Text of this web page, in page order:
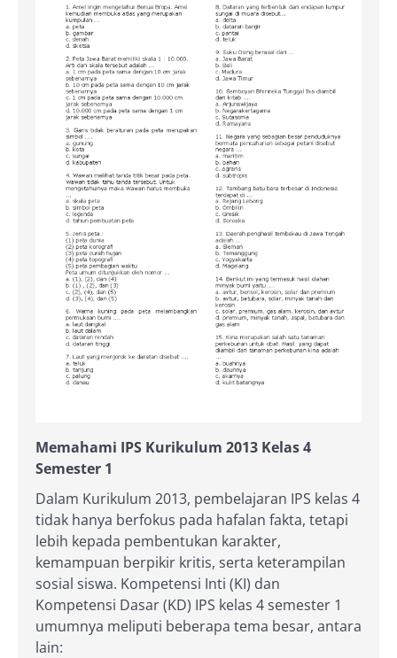
Memahami IPS Kurikulum 2013 Kelas 4
Semester 1
Dalam Kurikulum 2013, pembelajaran IPS kelas 4
tidak hanya berfokus pada hafalan fakta, tetapi
lebih kepada pembentukan karakter,
kemampuan berpikir kritis, serta keterampilan
sosial siswa. Kompetensi Inti (KI) dan
Kompetensi Dasar (KD) IPS kelas 4 semester 1
umumnya meliputi beberapa tema besar, antara
lain: